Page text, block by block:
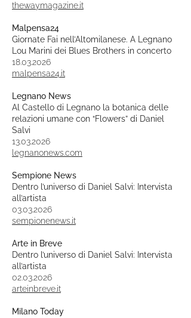
thewaymagazine.it
Malpensa24
Giornate Fai nell’Altomilanese. A Legnano
Lou Marini dei Blues Brothers in concerto
18.03.2026
malpensa24.it
Legnano News
Al Castello di Legnano la botanica delle
relazioni umane con “Flowers” di Daniel
Salvi
13.03.2026
legnanonews.com
Sempione News
Dentro l’universo di Daniel Salvi: Intervista
all’artista
03.03.2026
sempionenews.it
Arte in Breve
Dentro l’universo di Daniel Salvi: Intervista
all’artista
02.03.2026
arteinbreve.it
Milano Today